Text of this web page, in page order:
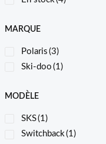
MARQUE
Polaris (3)
Ski-doo (1)
MODÈLE
SKS(1)
Switchback(1)